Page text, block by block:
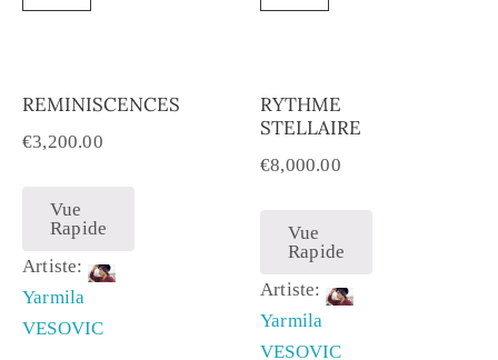
REMINISCENCES
€3,200.00
Vue
Rapide
Artiste:
Yarmila
VESOVIC
RYTHME
STELLAIRE
€8,000.00
Vue
Rapide
Artiste:
Yarmila
VESOVIC